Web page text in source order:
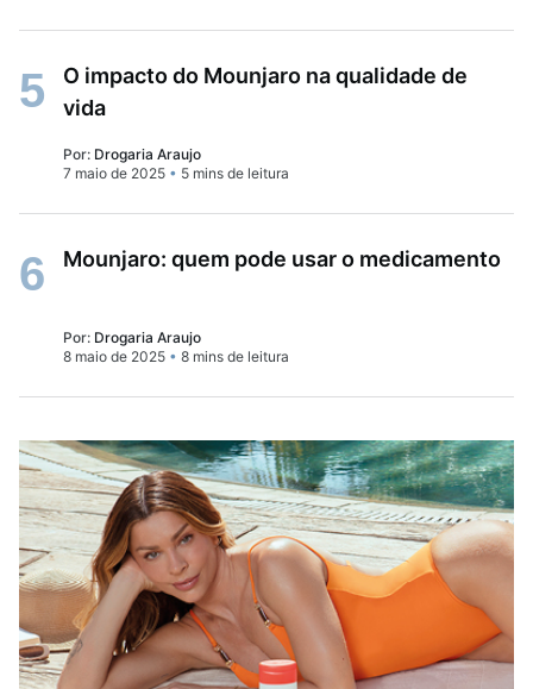
5
O impacto do Mounjaro na qualidade de
vida
Por: Drogaria Araujo
7 maio de 2025 • 5 mins de leitura
6 Mounjaro: quem pode usar o medicamento
Por: Drogaria Araujo
8 maio de 2025 • 8 mins de leitura